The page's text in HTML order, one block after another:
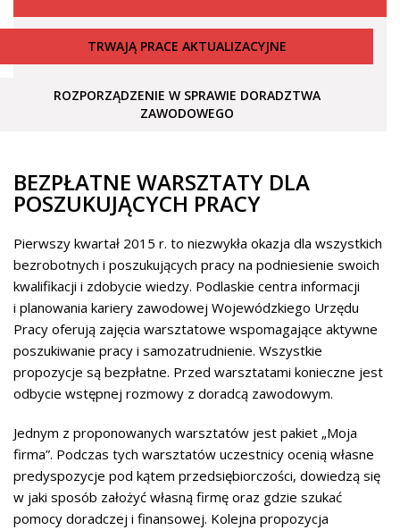
TRWAJĄ PRACE AKTUALIZACYJNE
ROZPORZĄDZENIE W SPRAWIE DORADZTWA
ZAWODOWEGO
BEZPŁATNE WARSZTATY DLA
POSZUKUJĄCYCH PRACY
Pierwszy kwartał 2015 r. to niezwykła okazja dla wszystkich
bezrobotnych i poszukujących pracy na podniesienie swoich
kwalifikacji i zdobycie wiedzy. Podlaskie centra informacji
i planowania kariery zawodowej Wojewódzkiego Urzędu
Pracy oferują zajęcia warsztatowe wspomagające aktywne
poszukiwanie pracy i samozatrudnienie. Wszystkie
propozycje są bezpłatne. Przed warsztatami konieczne jest
odbycie wstępnej rozmowy z doradcą zawodowym.
Jednym z proponowanych warsztatów jest pakiet „Moja
firma”. Podczas tych warsztatów uczestnicy ocenią własne
predyspozycje pod kątem przedsiębiorczości, dowiedzą się
w jaki sposób założyć własną firmę oraz gdzie szukać
pomocy doradczej i finansowej. Kolejna propozycja